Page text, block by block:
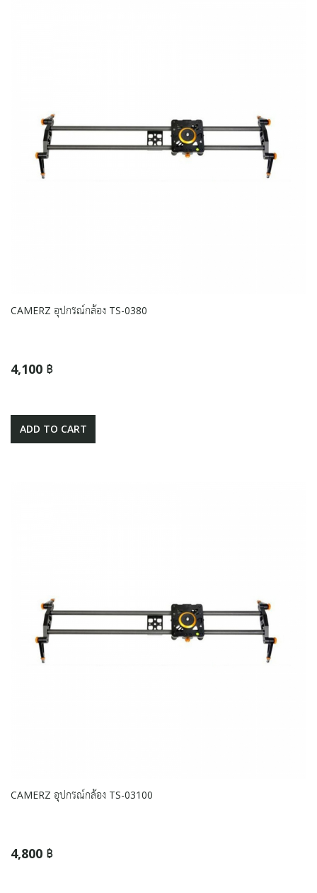
CAMERZ อุปกรณ์กล้อง TS-0380
4,100 ฿
ADD TO CART
CAMERZ อุปกรณ์กล้อง TS-03100
4,800 ฿